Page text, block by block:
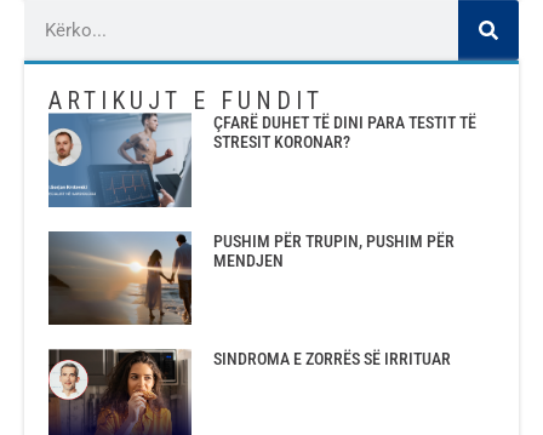
ARTIKUJT E FUNDIT
ÇFARË DUHET TË DINI PARA TESTIT TË
STRESIT KORONAR?
PUSHIM PËR TRUPIN, PUSHIM PËR
MENDJEN
SINDROMA E ZORRËS SË IRRITUAR